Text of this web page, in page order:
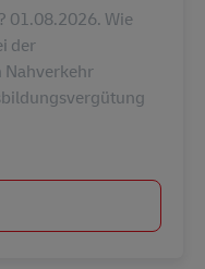
01.08.2026. Wie
der